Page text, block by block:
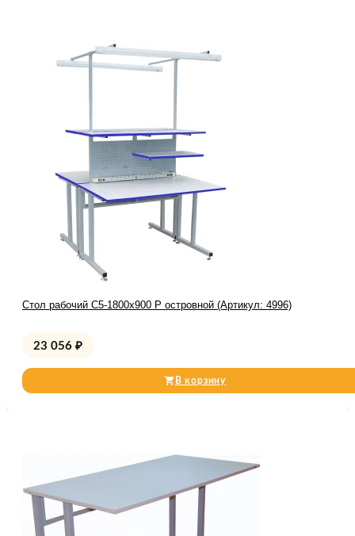
Стол рабочий С5-1800х900 Р островной (Артикул: 4996)
23 056 ₽
В корзину